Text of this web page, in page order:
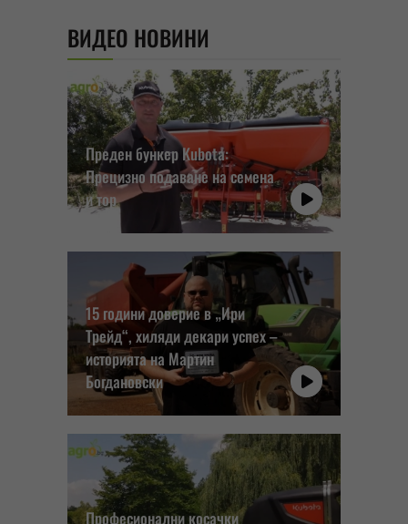
ВИДЕО НОВИНИ
Преден бункер Kubota:
Прецизно подаване на семена
и тор
15 години доверие в „Ири
Трейд“, хиляди декари успех –
историята на Мартин
Богдановски
Професионални косачки